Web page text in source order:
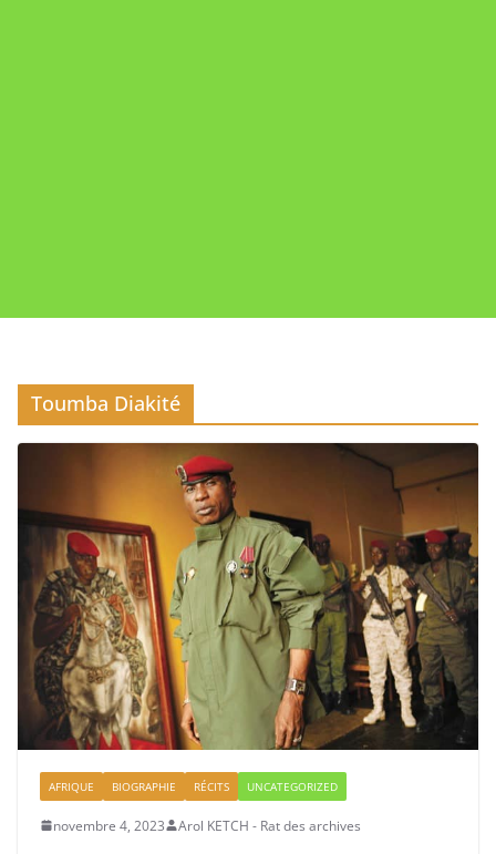
Toumba Diakité
AFRIQUE BIOGRAPHIE RÉCITS UNCATEGORIZED
novembre 4, 2023 Arol KETCH - Rat des archives